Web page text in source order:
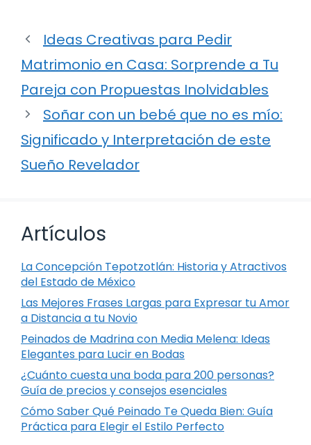
Ideas Creativas para Pedir
Matrimonio en Casa: Sorprende a Tu
Pareja con Propuestas Inolvidables
Soñar con un bebé que no es mío:
Significado y Interpretación de este
Sueño Revelador
Artículos
La Concepción Tepotzotlán: Historia y Atractivos
del Estado de México
Las Mejores Frases Largas para Expresar tu Amor
a Distancia a tu Novio
Peinados de Madrina con Media Melena: Ideas
Elegantes para Lucir en Bodas
¿Cuánto cuesta una boda para 200 personas?
Guía de precios y consejos esenciales
Cómo Saber Qué Peinado Te Queda Bien: Guía
Práctica para Elegir el Estilo Perfecto